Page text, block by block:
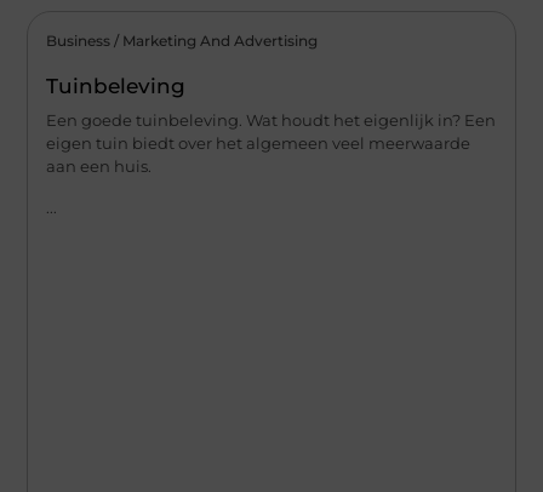
Business / Marketing And Advertising
Tuinbeleving
Een goede tuinbeleving. Wat houdt het eigenlijk in? Een
eigen tuin biedt over het algemeen veel meerwaarde
aan een huis.